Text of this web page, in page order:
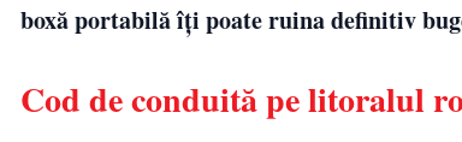
boxă portabilă îți poate ruina definitiv
Cod de conduită pe litoralul